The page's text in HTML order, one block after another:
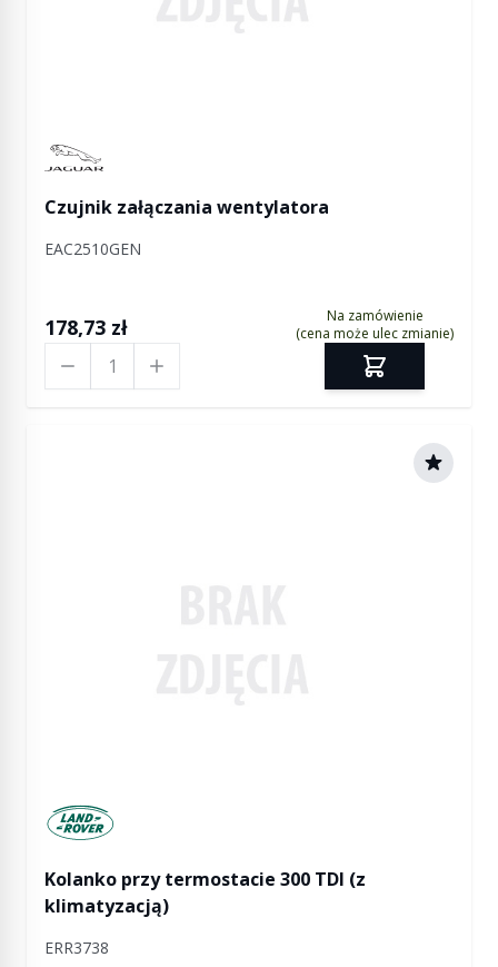
Manufactured by Jaguar
Czujnik załączania wentylatora
EAC2510GEN
178,73 zł
Na zamówienie
(cena może ulec zmianie)
Manufactured by Land rover
Kolanko przy termostacie 300 TDI (z
klimatyzacją)
ERR3738